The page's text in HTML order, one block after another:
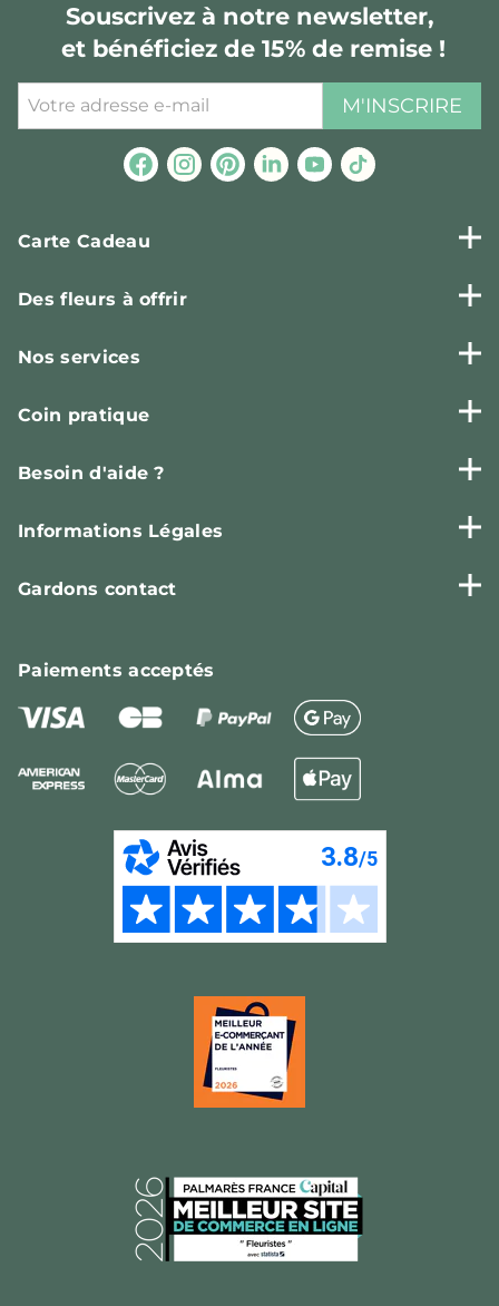
Souscrivez à notre newsletter,
et bénéficiez de 15% de remise !
M'INSCRIRE
Carte Cadeau
Des fleurs à offrir
Nos services
Coin pratique
Besoin d'aide ?
Informations Légales
Gardons contact
Paiementsacceptés